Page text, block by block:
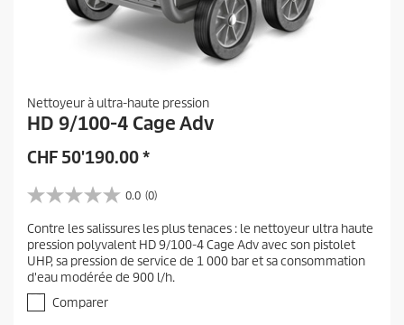
Nettoyeur à ultra-haute pression
HD 9/100-4 Cage Adv
CHF 50'190.00*
0.0 (0)
0
0
s
u
r
é
Contre les salissures les plus tenaces : le nettoyeur ultra haute
pression polyvalent HD 9/100-4 Cage Adv avec son pistolet
UHP, sa pression de service de 1 000 bar et sa consommation
d'eau modérée de 900 l/h.
Comparer